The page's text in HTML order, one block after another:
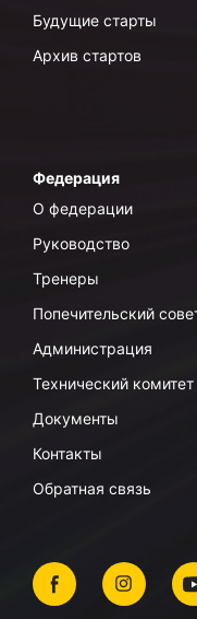
Будущие старты
Архив стартов
Федерация
О федерации
Руководство
Тренеры
Попечительский
Администрация
Технический комитет
Документы
Контакты
Обратная связь